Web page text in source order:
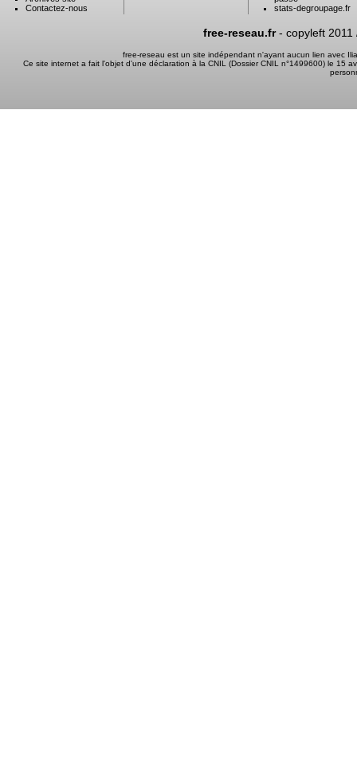
Contactez-nous
stats-degroupage.fr
free-reseau.fr- copyleft 2011
free-reseau est un site indépendant n'ayant aucun lien avec
Ce site internet a fait l'objet d'une déclaration à la CNIL (Dossier CNIL n°1499600) le 15